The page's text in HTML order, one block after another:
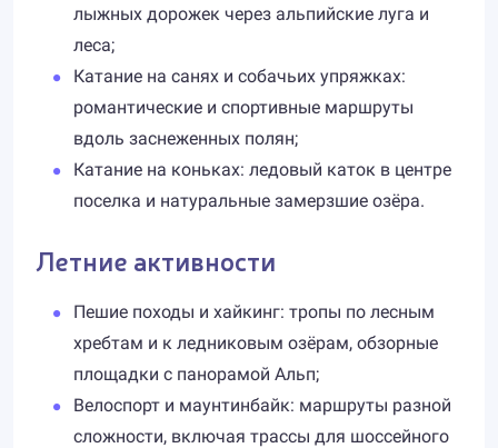
лыжных дорожек через альпийские луга и
леса;
Катание на санях и собачьих упряжках:
романтические и спортивные маршруты
вдоль заснеженных полян;
Катание на коньках: ледовый каток в центре
поселка и натуральные замерзшие озёра.
Летние активности
Пешие походы и хайкинг: тропы по лесным
хребтам и к ледниковым озёрам, обзорные
площадки с панорамой Альп;
Велоспорт и маунтинбайк: маршруты разной
сложности, включая трассы для шоссейного